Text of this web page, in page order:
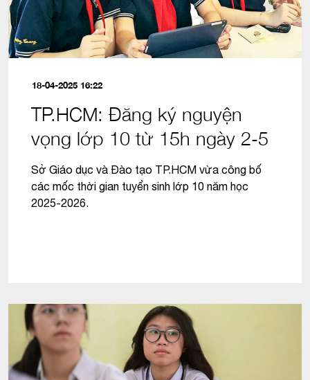
18-04-2025 16:22
TP.HCM: Đăng ký nguyện
vọng lớp 10 từ 15h ngày 2-5
Sở Giáo dục và Đào tạo TP.HCM vừa công bố
các mốc thời gian tuyển sinh lớp 10 năm học
2025-2026.